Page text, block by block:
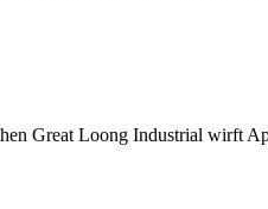
Great Loong Industrial wirft